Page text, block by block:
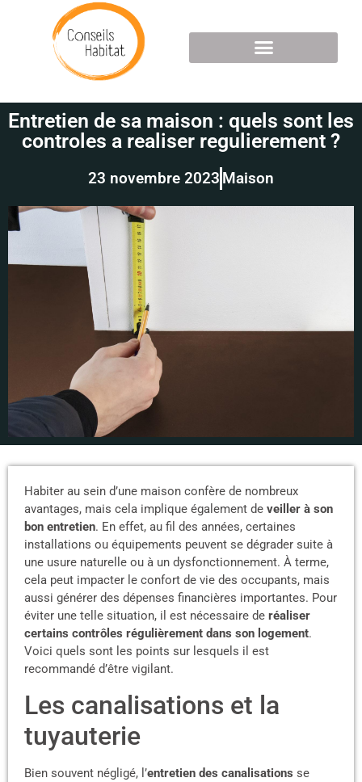
Entretien de sa maison : quels sont les
controles a realiser regulierement ?
23 novembre 2023 Maison
Habiter au sein d’une maison confère de nombreux
avantages, mais cela implique également de veiller à son
bon entretien. En effet, au fil des années, certaines
installations ou équipements peuvent se dégrader suite à
une usure naturelle ou à un dysfonctionnement. À terme,
cela peut impacter le confort de vie des occupants, mais
aussi générer des dépenses financières importantes. Pour
éviter une telle situation, il est nécessaire de réaliser
certains contrôles régulièrement dans son logement.
Voici quels sont les points sur lesquels il est
recommandé d’être vigilant.
Les canalisations et la
tuyauterie
Bien souvent négligé, l’entretien des canalisations se